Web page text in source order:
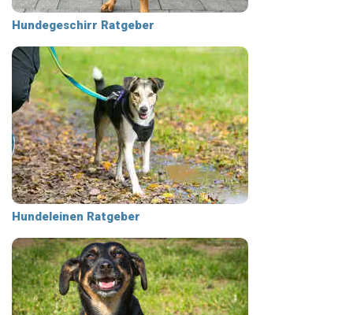
Hundegeschirr Ratgeber
Hundeleinen Ratgeber